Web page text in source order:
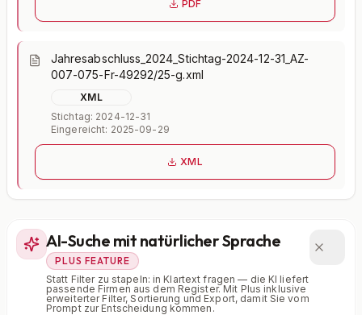
PDF
Jahresabschluss_2024_Stichtag-2024-12-31_AZ-
007-075-Fr-49292/25-g.xml
XML
Stichtag: 2024-12-31
Eingereicht: 2025-09-29
XML
AI-Suche mit natürlicher Sprache
PLUS FEATURE
Statt Filter zu stapeln: in Klartext fragen — die KI liefert
passende Firmen aus dem Register. Mit Plus inklusive
erweiterter Filter, Sortierung und Export, damit Sie vom
Prompt zur Entscheidung kommen.